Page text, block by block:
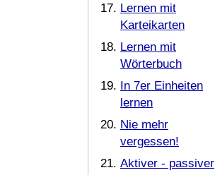
Lernen mit
Karteikarten
Lernen mit
Wörterbuch
In 7er Einheiten
lernen
Nie mehr
vergessen!
Aktiver - passiver